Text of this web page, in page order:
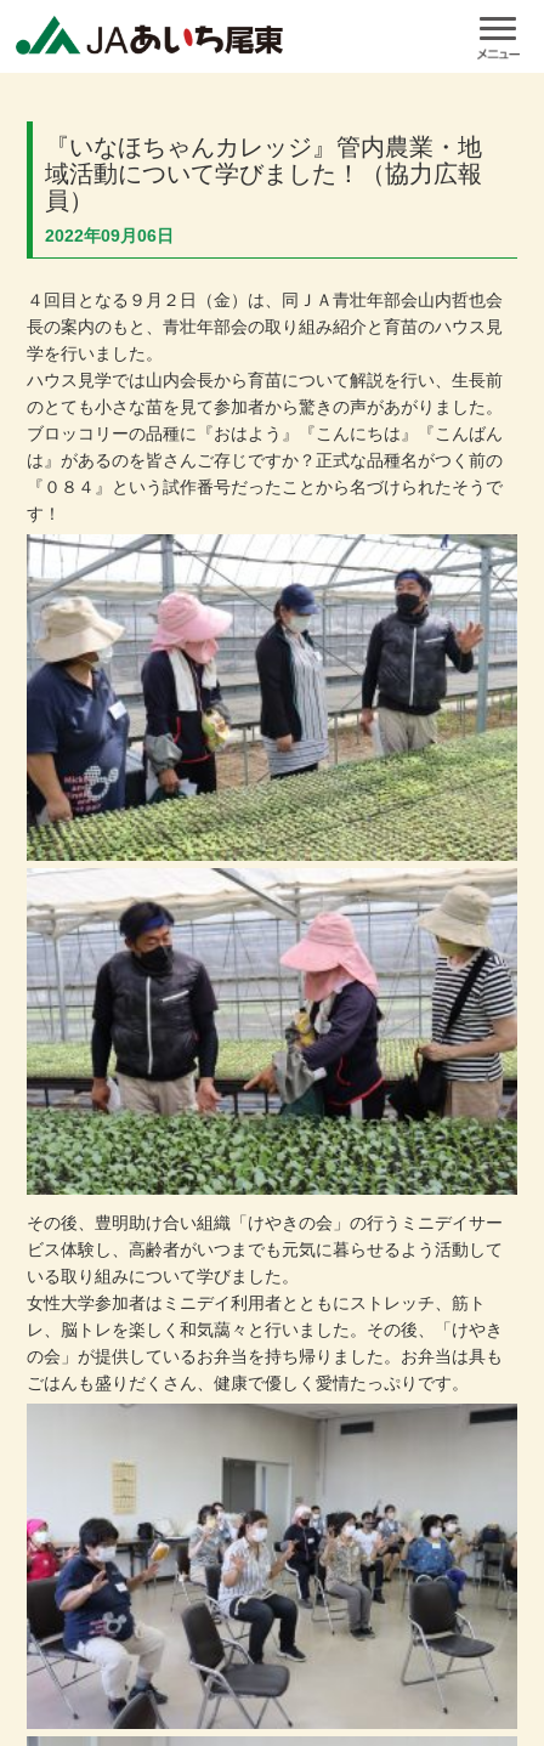
『いなほちゃんカレッジ』管内農業・地
域活動について学びました！（協力広報
員）
2022年09月06日
４回目となる９月２日（金）は、同ＪＡ青壮年部会山内哲也会
長の案内のもと、青壮年部会の取り組み紹介と育苗のハウス見
学を行いました。
ハウス見学では山内会長から育苗について解説を行い、生長前
のとても小さな苗を見て参加者から驚きの声があがりました。
ブロッコリーの品種に『おはよう』『こんにちは』『こんばん
は』があるのを皆さんご存じですか？正式な品種名がつく前の
『０８４』という試作番号だったことから名づけられたそうで
す！
その後、豊明助け合い組織「けやきの会」の行うミニデイサー
ビス体験し、高齢者がいつまでも元気に暮らせるよう活動して
いる取り組みについて学びました。
女性大学参加者はミニデイ利用者とともにストレッチ、筋ト
レ、脳トレを楽しく和気藹々と行いました。その後、「けやき
の会」が提供しているお弁当を持ち帰りました。お弁当は具も
ごはんも盛りだくさん、健康で優しく愛情たっぷりです。